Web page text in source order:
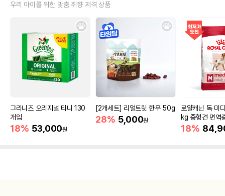
우리 아이를 위한 맞춤 취향 저격 상품
그리니즈 오리지널 티니 130
개입
18% 53,000원
[2개세트] 리얼트릿 한우 50g
28% 5,000원
로얄캐닌 독 미
kg 중형견 면역
18%